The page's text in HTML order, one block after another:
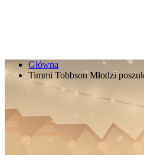
Główna
Timmi Tobbson Młodzi